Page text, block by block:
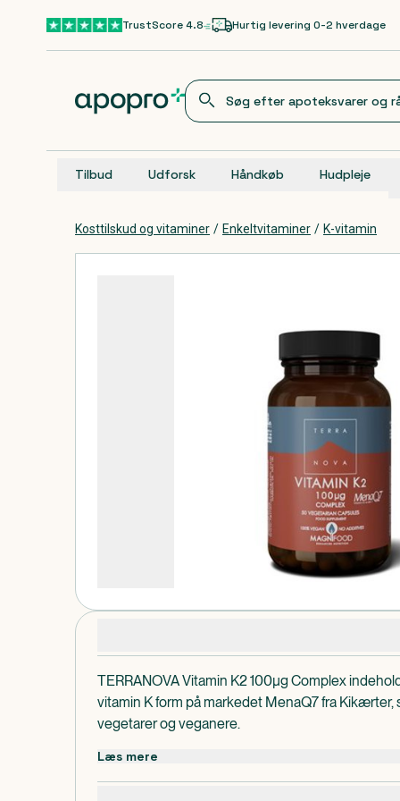
Gå til hovedindholdTrustScore 4.8 Hurtig levering 0-2 hverdage
Tilbud Udforsk Håndkøb Hudpleje
Kosttilskud og vitaminer / Enkeltvitaminer / K-vitamin
TERRANOVA Vitamin K2 100µg Complex
vitamin K form på markedet MenaQ7 fra Kikærter,
vegetarer og veganere.
ved vitamin K2, især for knogler og det vaskulære
Vitamin K bidrager til en normal størkning af
Læs mere